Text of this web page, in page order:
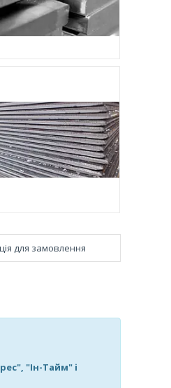
для замовлення
"Ін-Тайм" і